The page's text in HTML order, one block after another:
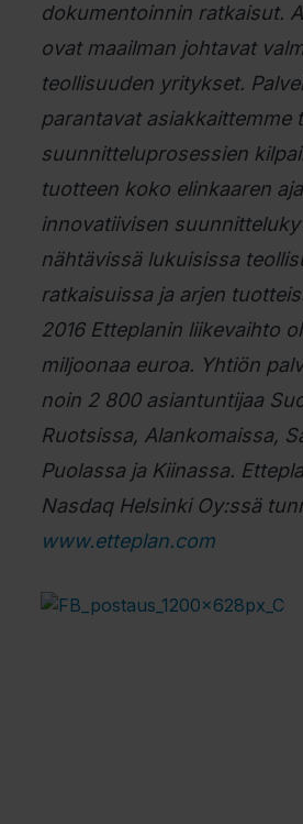
dokumentoinnin ratkaisut.
ovat maailman johtavat
teollisuuden yritykset.
parantavat asiakkaittemme
suunnitteluprosessien
tuotteen koko elinkaaren
innovatiivisen
nähtävissä lukuisissa
ratkaisuissa ja arjen
2016 Etteplanin liikevaihto
miljoonaa euroa. Yhtiön
noin 2 800 asiantuntijaa
Ruotsissa, Alankomaissa,
Puolassa ja Kiinassa.
Nasdaq Helsinki Oy:ssä
www.etteplan.com